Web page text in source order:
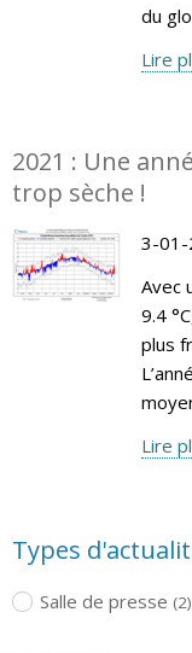
du
Lire
2021 : Une
trop sèche !
3-01-
Avec
9.4
plus
Lire
Types
Salle de presse (2)